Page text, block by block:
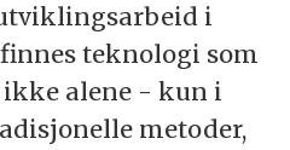
the Ground Up:
Improving Access to
Agricultural
i
teknologi som
alene - kun i
metoder,